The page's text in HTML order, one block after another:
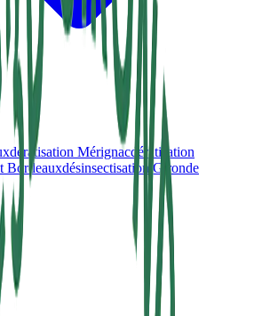
dératisation Mérignacdératisation
Bordeauxdésinsectisation Gironde